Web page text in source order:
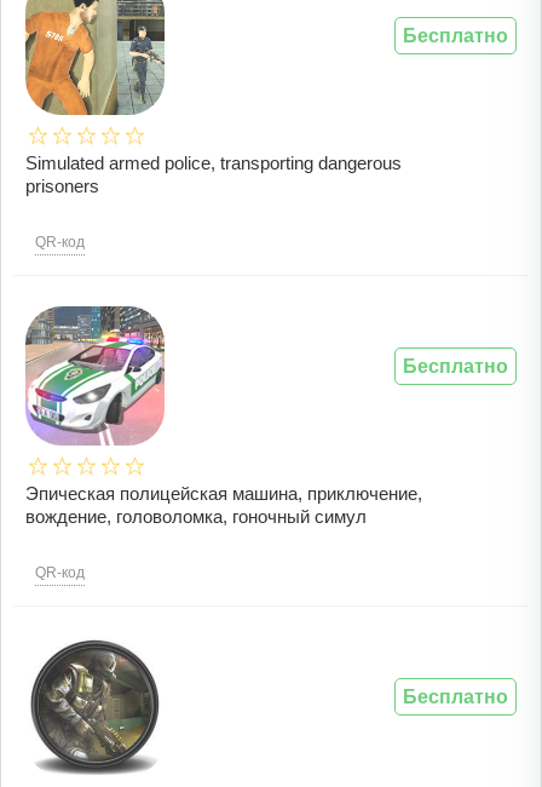
Simulated armed police, transporting dangerous
prisoners
QR-код
Бесплатно
Эпическая полицейская машина, приключение,
вождение, головоломка, гоночный симул
QR-код
Бесплатно
Бесплатно